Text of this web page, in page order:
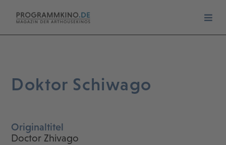
Doktor Schiwago
Originaltitel
Doctor Zhivago